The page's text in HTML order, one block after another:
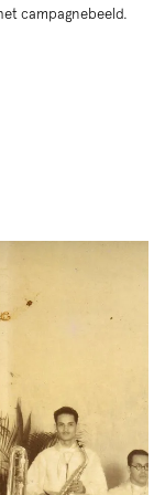
campagnebeeld.